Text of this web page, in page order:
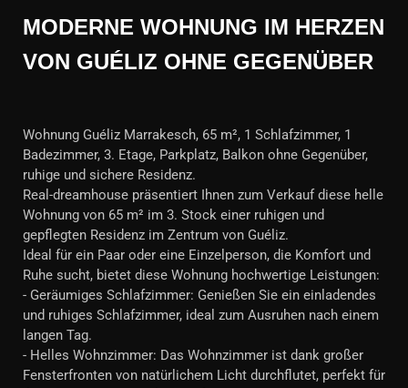
MODERNE WOHNUNG IM HERZEN
VON GUÉLIZ OHNE GEGENÜBER
Wohnung Guéliz Marrakesch, 65 m², 1 Schlafzimmer, 1
Badezimmer, 3. Etage, Parkplatz, Balkon ohne Gegenüber,
ruhige und sichere Residenz.
Real-dreamhouse präsentiert Ihnen zum Verkauf diese helle
Wohnung von 65 m² im 3. Stock einer ruhigen und
gepflegten Residenz im Zentrum von Guéliz.
Ideal für ein Paar oder eine Einzelperson, die Komfort und
Ruhe sucht, bietet diese Wohnung hochwertige Leistungen:
- Geräumiges Schlafzimmer: Genießen Sie ein einladendes
und ruhiges Schlafzimmer, ideal zum Ausruhen nach einem
langen Tag.
- Helles Wohnzimmer: Das Wohnzimmer ist dank großer
Fensterfronten von natürlichem Licht durchflutet, perfekt für